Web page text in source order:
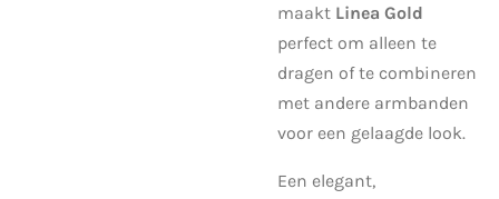
maakt Linea Gold
perfect om alleen te
dragen of te combineren
met andere armbanden
voor een gelaagde look.
Een elegant,